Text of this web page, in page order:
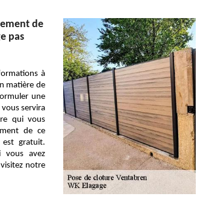
de
pas
à
matière de
une
servira
qui vous
de ce
gratuit.
vous avez
notre